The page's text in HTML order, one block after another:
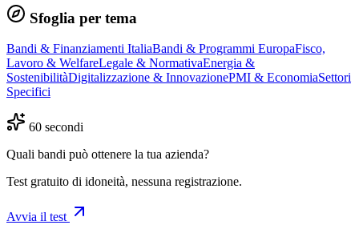
Sfoglia per tema
Bandi & Finanziamenti ItaliaBandi & Programmi EuropaFisco,
Lavoro & WelfareLegale & NormativaEnergia &
SostenibilitàDigitalizzazione & InnovazionePMI & EconomiaSettori
Specifici
60 secondi
Quali bandi può ottenere la tua azienda?
Test gratuito di idoneità, nessuna registrazione.
Avvia il test